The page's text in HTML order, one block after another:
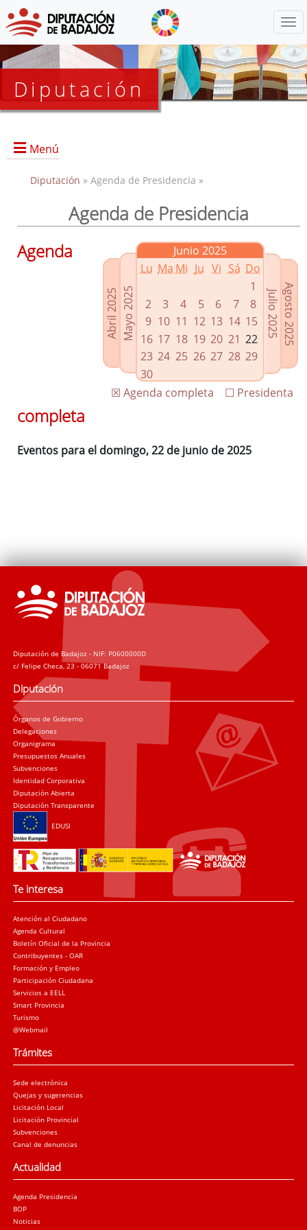
Diputación
Menú
Presidencia
Grupos Políticos
Enlaces relacionados
Agenda de Presidencia
Plenos provinciales y Juntas de gobierno
Oficina de Proyectos Europeos
Diputación » Agenda de Presidencia »
Agenda de Presidencia
Abril 2025Mayo 2025
Junio 2025
Lu Ma Mi Ju Vi Sá Do
1
2
3 4 5 6 7
8
9 10 11 12 13 14 15
16 17 18 19 20 21 22
23 24 25 26 27 28 29
30
Agosto 2025
Julio 2025
☐ Presidenta
☒ Agenda completa
Agenda
completa
Eventos para el domingo, 22 de junio de 2025
Diputación de Badajoz - NIF: P0600000D
c/ Felipe Checa, 23 - 06071 Badajoz
Diputación
Órganos de Gobierno
Delegaciones
Organigrama
Presupuestos Anuales
Subvenciones
Identidad Corporativa
Diputación Abierta
Diputación Transparente
EDUSI
Te interesa
Atención al Ciudadano
Agenda Cultural
Boletín Oficial de la Provincia
Contribuyentes - OAR
Formación y Empleo
Participación Ciudadana
Servicios a EELL
Smart Provincia
Turismo
@Webmail
Trámites
Sede electrónica
Quejas y sugerencias
Licitación Local
Licitación Provincial
Subvenciones
Canal de denuncias
Actualidad
Agenda Presidencia
BOP
Noticias